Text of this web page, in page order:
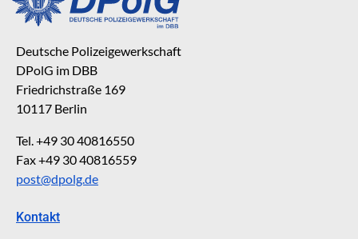
Deutsche Polizeigewerkschaft
DPolG im DBB
Friedrichstraße 169
10117 Berlin
Tel. +49 30 40816550
Fax +49 30 40816559
post@dpolg.de
Kontakt